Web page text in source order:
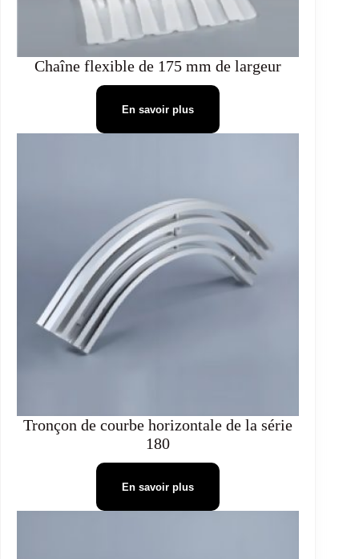
Chaîne flexible de 175 mm de largeur
En savoir plus
Tronçon de courbe horizontale de la série
180
En savoir plus